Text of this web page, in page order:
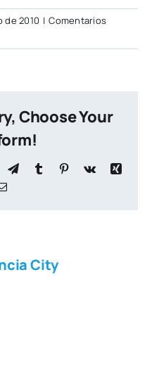
de 2010 | Comentarios
Choose Your
TelegramTumblr Pinterest
Vk
Xing
Correo
City